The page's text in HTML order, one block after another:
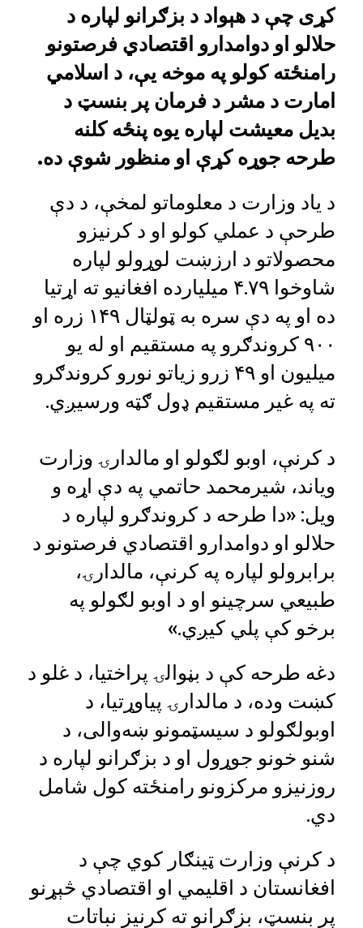
کړی چې د هېواد د بزګرانو لپاره د
حلالو او دوامدارو اقتصادي فرصتونو
رامنځته کولو په موخه یې، د اسلامي
امارت د مشر د فرمان پر بنسټ د
بدیل معیشت لپاره یوه پنځه کلنه
طرحه جوړه کړې او منظور شوې ده.
د یاد وزارت د معلوماتو لمخې، د دې
طرحې د عملي کولو او د کرنیزو
محصولاتو د ارزښت لوړولو لپاره
شاوخوا ۴.۷۹ میلیارده افغانیو ته اړتیا
ده او په دې سره به ټولټال ۱۴۹ زره او
۹۰۰ کروندګرو په مستقیم او له یو
میلیون او ۴۹ زرو زیاتو نورو کروندګرو
ته په غیر مستقیم ډول ګټه ورسیږي.
د کرنې، اوبو لګولو او مالدارۍ وزارت
ویاند، شیرمحمد حاتمي په دې اړه و
ویل: «دا طرحه د کروندګرو لپاره د
حلالو او دوامدارو اقتصادي فرصتونو د
برابرولو لپاره په کرنې، مالدارۍ،
طبیعي سرچینو او د اوبو لګولو په
برخو کې پلي کیږي.»
دغه طرحه کې د بڼوالۍ پراختیا، د غلو د
کښت وده، د مالدارۍ پیاوړتیا، د
اوبولګولو د سیسټمونو ښه‌والی، د
شنو خونو جوړول او د بزګرانو لپاره د
روزنیزو مرکزونو رامنځته کول شامل
دي.
د کرنې وزارت ټینګار کوي چې د
افغانستان د اقلیمي او اقتصادي څېړنو
پر بنسټ، بزګرانو ته کرنیز نباتات